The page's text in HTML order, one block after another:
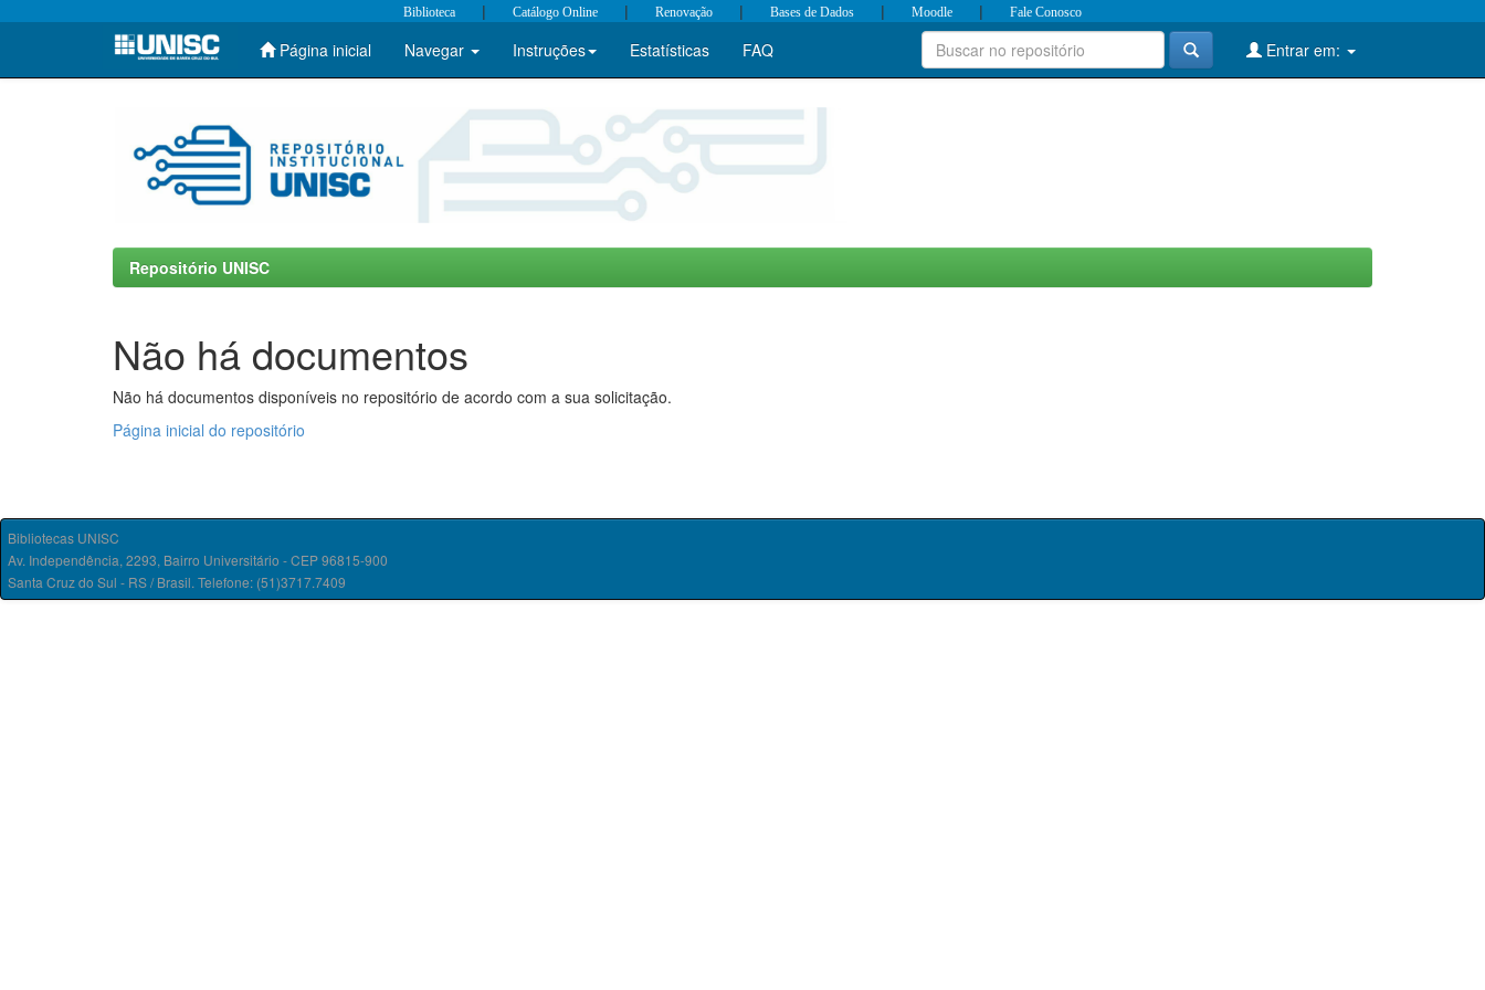
Skip
Biblioteca | Catálogo Online | Renovação | Bases de Dados | Moodle | Fale Conosco
Página inicial Navegar Instruções Estatísticas FAQ Entrar em:
Repositório UNISC
Não há documentos
Não há documentos disponíveis no repositório de acordo com a sua solicitação.
Página inicial do repositório
Bibliotecas UNISC
Av. Independência, 2293, Bairro Universitário - CEP 96815-900
Santa Cruz do Sul - RS / Brasil. Telefone: (51)3717.7409